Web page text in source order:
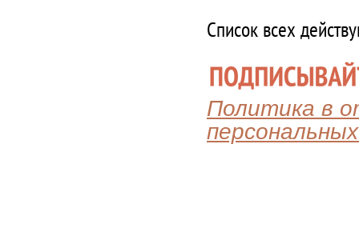
Список всех
Политика в